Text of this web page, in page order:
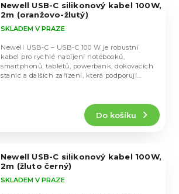
Newell USB-C silikonový kabel 100W,
2m (oranžovo-žlutý)
SKLADEM V PRAZE
Do košíku
Newell USB-C – USB-C 100 W je robustní
kabel pro rychlé nabíjení notebooků,
smartphonů, tabletů, powerbank, dokovacích
stanic a dalších zařízení, která podporují...
Newell USB-C silikonový kabel 100W,
2m (žluto černý)
SKLADEM V PRAZE